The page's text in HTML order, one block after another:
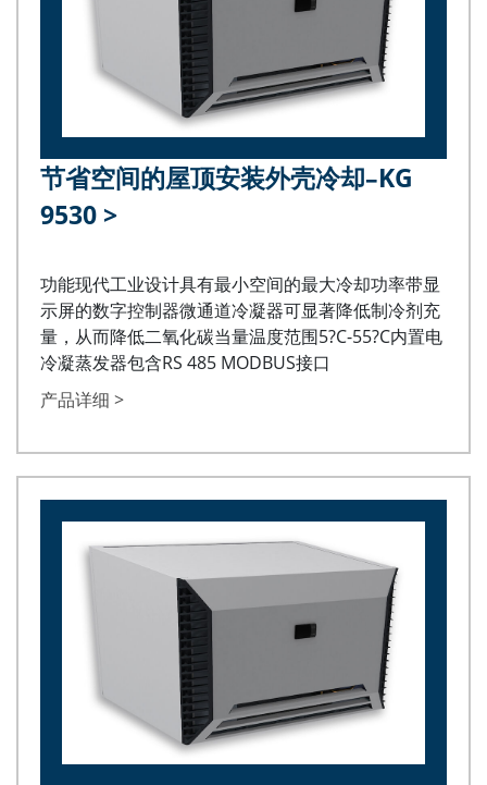
节省空间的屋顶安装外壳冷却–KG
9530 >
功能现代工业设计具有最小空间的最大冷却功率带显
示屏的数字控制器微通道冷凝器可显著降低制冷剂充
量，从而降低二氧化碳当量温度范围5?C-55?C内置电
冷凝蒸发器包含RS 485 MODBUS接口
产品详细 >